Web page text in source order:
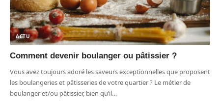
ACTU
Comment devenir boulanger ou pâtissier ?
Vous avez toujours adoré les saveurs exceptionnelles que proposent
les boulangeries et pâtisseries de votre quartier ? Le métier de
boulanger et/ou pâtissier, bien qu’il…